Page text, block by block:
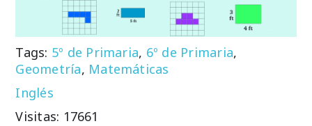
Tags: 5º de Primaria, 6º de Primaria,
Geometría, Matemáticas
Inglés
Visitas: 17661